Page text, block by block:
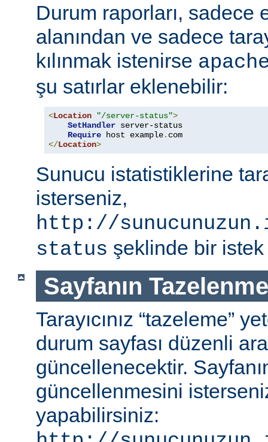
Durum raporları, sadece
alanından ve sadece
kılınmak istenirse
şu satırlar eklenebilir:
<Location "/server-status">
SetHandler server-status
Require host example.
</Location>
Sunucu istatistiklerine
isterseniz,
http://
status şeklinde bir
Sayfanın
Tarayıcınız “tazeleme”
durum sayfası düzenli
güncellenecektir.
güncellenmesini
yapabilirsiniz: